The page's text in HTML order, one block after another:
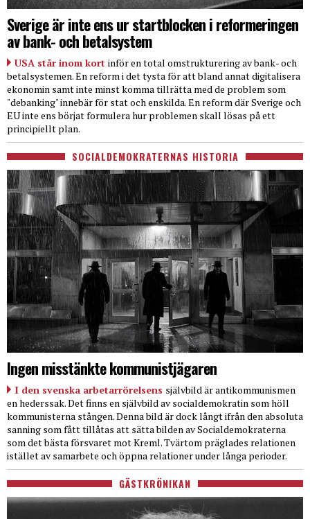
Sverige är inte ens ur startblocken i reformeringen
av bank- och betalsystem
USA står inom kort inför en total omstrukturering av bank- och
betalsystemen. En reform i det tysta för att bland annat digitalisera
ekonomin samt inte minst komma tillrätta med de problem som
"debanking" innebär för stat och enskilda. En reform där Sverige och
EU inte ens börjat formulera hur problemen skall lösas på ett
principiellt plan.
SOCIALDEMOKRATERNAS HISTORIA
Ingen misstänkte kommunistjägaren
I den svenska arbetarrörelsens självbild är antikommunismen
en hederssak. Det finns en självbild av socialdemokratin som höll
kommunisterna stången. Denna bild är dock långt ifrån den absoluta
sanning som fått tillåtas att sätta bilden av Socialdemokraterna
som det bästa försvaret mot Kreml. Tvärtom präglades relationen
istället av samarbete och öppna relationer under långa perioder.
GÄSTKRÖNIKAN